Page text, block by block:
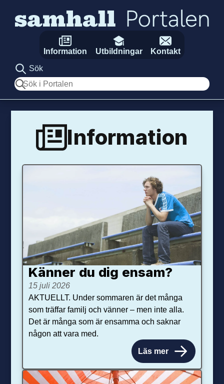
Information Utbildningar
Kontakt
Sök
Sök
Information
Känner du dig ensam?
15 juli 2026
AKTUELLT. Under sommaren är det många
som träffar familj och vänner – men inte alla.
Det är många som är ensamma och saknar
någon att vara med.
Läs mer